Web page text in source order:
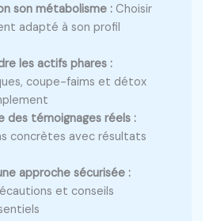
son métabolisme :Choisir
adapté à son profil
les actifs phares :
coupe-faims et détox
des témoignages réels :
concrètes avec résultats
approche sécurisée :
et conseils